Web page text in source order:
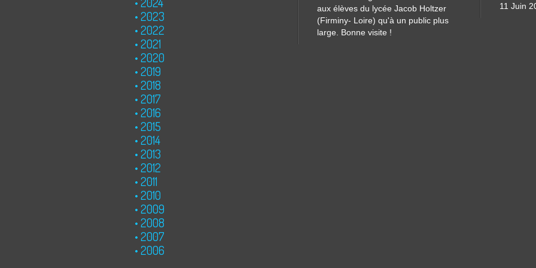
2023
2022
2021
2020
2019
2018
2017
2016
2015
2014
2013
2012
2011
2010
2009
2008
2007
2006
aux élèves du lycée Jacob Holtzer
(Firminy- Loire) qu'à un public plus
large. Bonne visite !
11 Juin